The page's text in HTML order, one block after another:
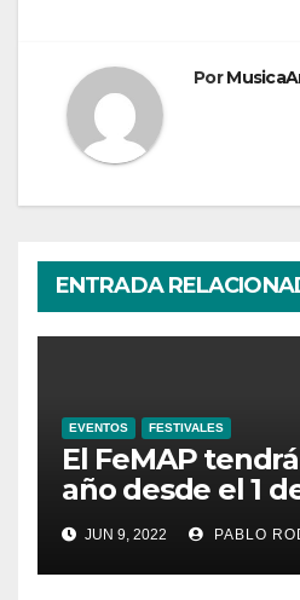
Por
ENTRADA
EVENTOS FESTIVALES
El FeMAP
año desde el 1
el 21 de agosto,
oferta de
territorio de
JUN 9, 2022 PABLO